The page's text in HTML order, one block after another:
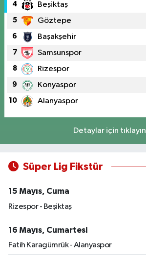
4 Beşiktaş
5 Göztepe
6 Başakşehir
7 Samsunspor
8 Rizespor
9 Konyaspor
10 Alanyaspor
Detaylar için tıklayın
Süper Lig Fikstür
15 Mayıs, Cuma
Rizespor - Beşiktaş
16 Mayıs, Cumartesi
Fatih Karagümrük - Alanyaspor